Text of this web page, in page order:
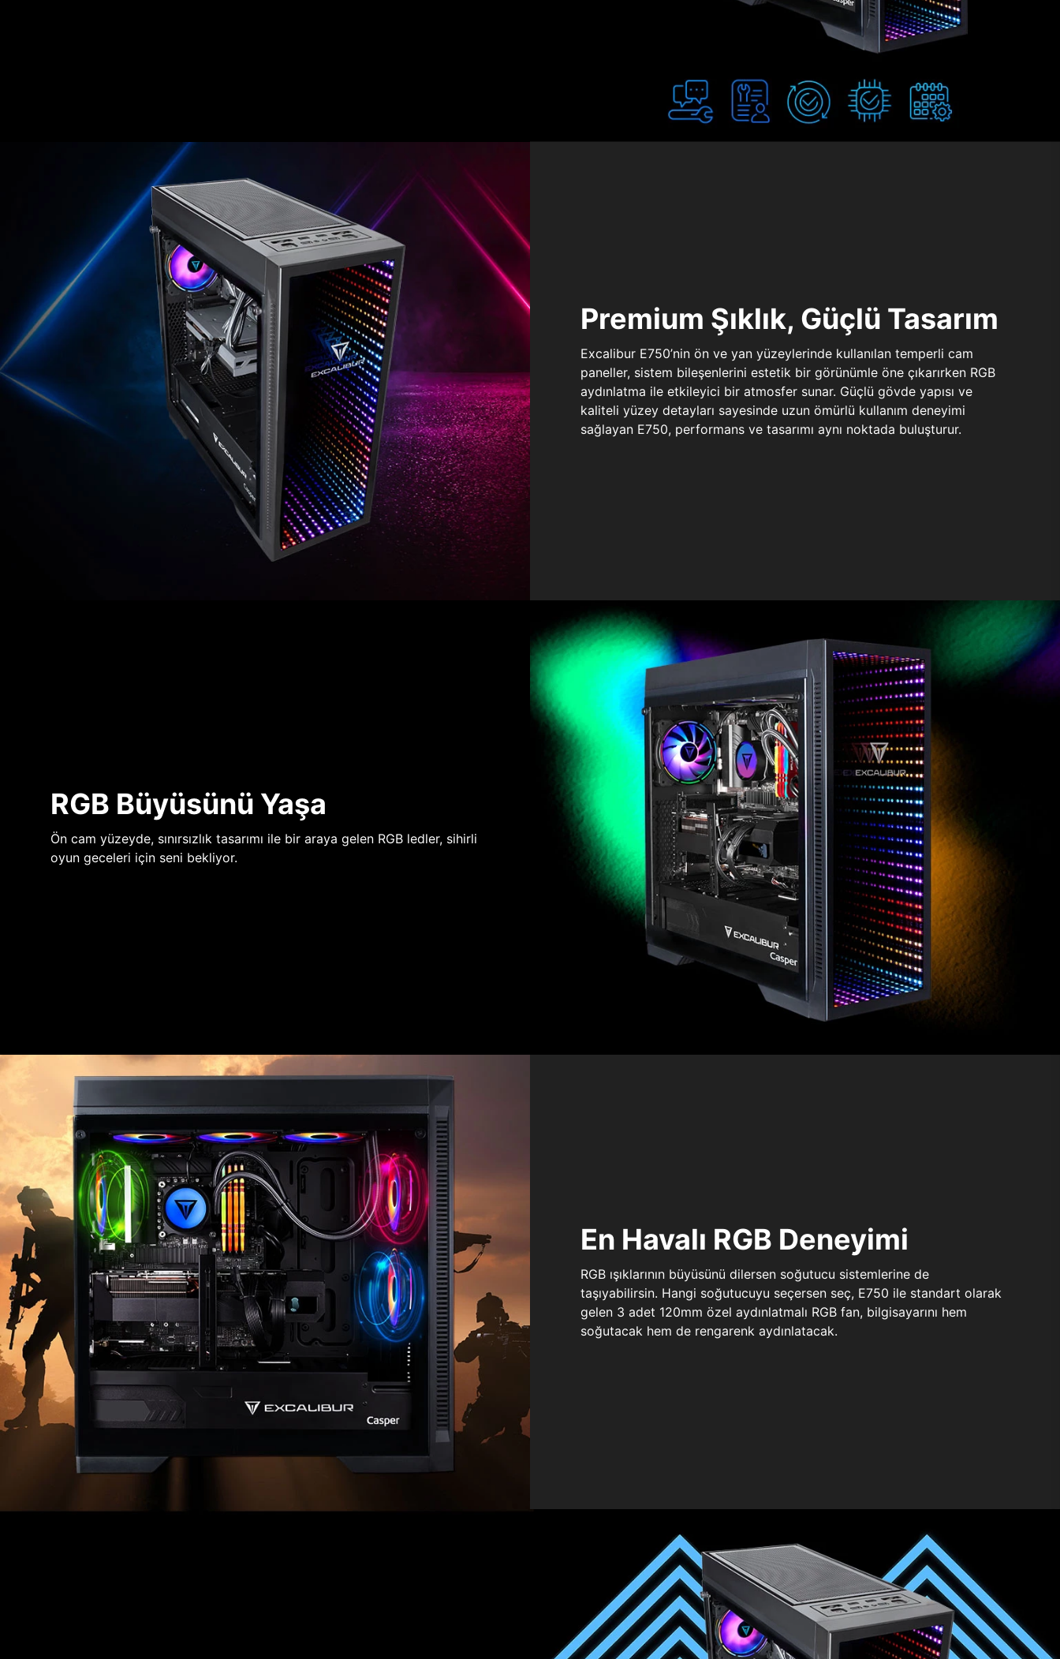
Premium Şıklık, Güçlü Tasarım
Excalibur E750’nin ön ve yan yüzeylerinde kullanılan temperli cam
paneller, sistem bileşenlerini estetik bir görünümle öne çıkarırken RGB
aydınlatma ile etkileyici bir atmosfer sunar. Güçlü gövde yapısı ve
kaliteli yüzey detayları sayesinde uzun ömürlü kullanım deneyimi
sağlayan E750, performans ve tasarımı aynı noktada buluşturur.
RGB Büyüsünü Yaşa
Ön cam yüzeyde, sınırsızlık tasarımı ile bir araya gelen RGB ledler, sihirli
oyun geceleri için seni bekliyor.
En Havalı RGB Deneyimi
RGB ışıklarının büyüsünü dilersen soğutucu sistemlerine de
taşıyabilirsin. Hangi soğutucuyu seçersen seç, E750 ile standart olarak
gelen 3 adet 120mm özel aydınlatmalı RGB fan, bilgisayarını hem
soğutacak hem de rengarenk aydınlatacak.